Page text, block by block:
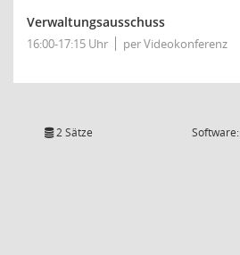
Verwaltungsausschuss
16:00-17:15 Uhr per Videokonferenz
2 Sätze Software: